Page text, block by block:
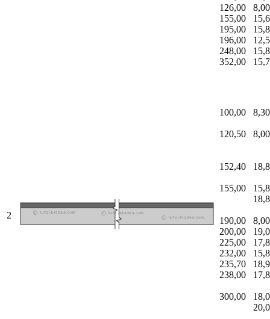
126,00
155,00
195,00
196,00
248,00
352,00
8,00
2
100,00
120,50
152,40
155,00
190,00
200,00
225,00
232,00
235,70
238,00
300,00
8,30
8,00
8,00